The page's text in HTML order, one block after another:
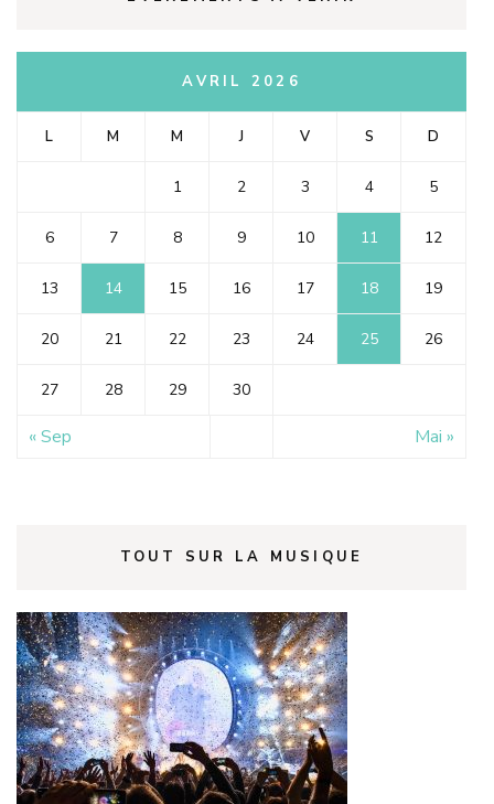
AVRIL 2026
L M M J V S D
1 2 3 4 5
6 7 8 9 10 11 12
13 14 15 16 17 18 19
20 21 22 23 24 25 26
27 28 29 30
« Sep Mai »
TOUT SUR LA MUSIQUE